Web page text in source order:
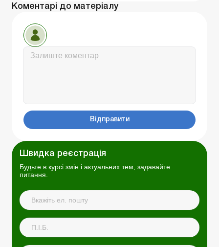
Коментарі до матеріалу
Відправити
Швидка реєстрація
Будьте в курсі змін і актуальних тем, задавайте
питання.